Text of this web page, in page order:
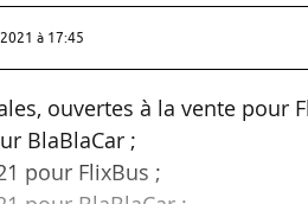
à 17:45
ouvertes à la vente pour
BlaBlaCar ;
pour FlixBus ;